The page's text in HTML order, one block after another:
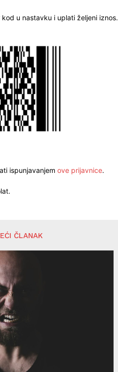
u nastavku i uplati željeni iznos.
ispunjavanjem ove prijavnice.
ČLANAK